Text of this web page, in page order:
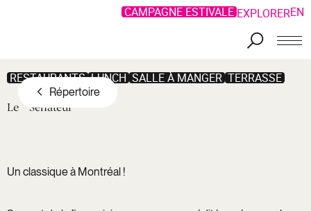
Aller au contenu principal
CAMPAGNE ESTIVALE EXPLOREREN
Répertoire
RESTAURANTS LUNCH SALLE À MANGER TERRASSE
Le Sénateur
Un classique à Montréal !